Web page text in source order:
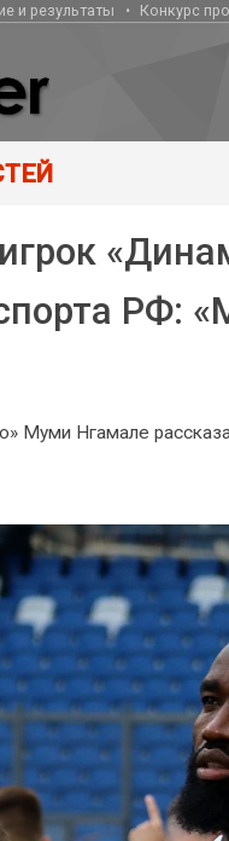
и результаты Конкурс
РФ:
Муми Нгамале